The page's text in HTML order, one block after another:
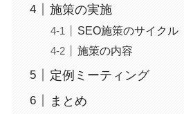
施策の実施
SEO施策のサイクル
施策の内容
定例ミーティング
まとめ